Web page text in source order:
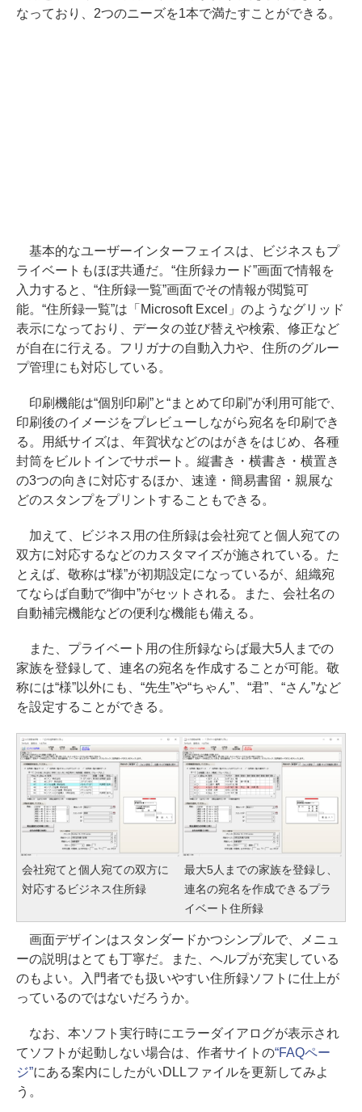
なっており、2つのニーズを1本で満たすことができる。
基本的なユーザーインターフェイスは、ビジネスもプ
ライベートもほぼ共通だ。“住所録カード”画面で情報を
入力すると、“住所録一覧”画面でその情報が閲覧可
能。“住所録一覧”は「Microsoft Excel」のようなグリッド
表示になっており、データの並び替えや検索、修正など
が自在に行える。フリガナの自動入力や、住所のグルー
プ管理にも対応している。
印刷機能は“個別印刷”と“まとめて印刷”が利用可能で、
印刷後のイメージをプレビューしながら宛名を印刷でき
る。用紙サイズは、年賀状などのはがきをはじめ、各種
封筒をビルトインでサポート。縦書き・横書き・横置き
の3つの向きに対応するほか、速達・簡易書留・親展な
どのスタンプをプリントすることもできる。
加えて、ビジネス用の住所録は会社宛てと個人宛ての
双方に対応するなどのカスタマイズが施されている。た
とえば、敬称は“様”が初期設定になっているが、組織宛
てならば自動で“御中”がセットされる。また、会社名の
自動補完機能などの便利な機能も備える。
また、プライベート用の住所録ならば最大5人までの
家族を登録して、連名の宛名を作成することが可能。敬
称には“様”以外にも、“先生”や“ちゃん”、“君”、“さん”など
を設定することができる。
会社宛てと個人宛ての双方に
対応するビジネス住所録
最大5人までの家族を登録し、
連名の宛名を作成できるプラ
イベート住所録
画面デザインはスタンダードかつシンプルで、メニュ
ーの説明はとても丁寧だ。また、ヘルプが充実している
のもよい。入門者でも扱いやすい住所録ソフトに仕上が
っているのではないだろうか。
なお、本ソフト実行時にエラーダイアログが表示され
てソフトが起動しない場合は、作者サイトの“FAQペー
ジ”にある案内にしたがいDLLファイルを更新してみよ
う。